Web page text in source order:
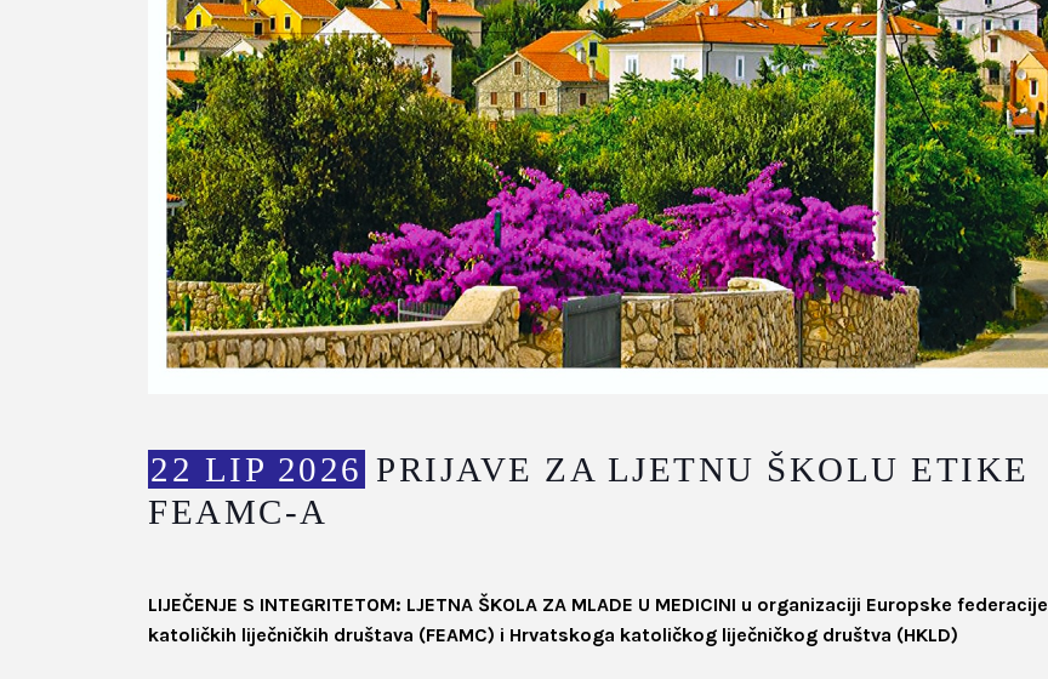
22 LIP 2026 PRIJAVE ZA LJETNU ŠKOLU ETIKE
FEAMC-A
LIJEČENJE S INTEGRITETOM: LJETNA ŠKOLA ZA MLADE U MEDICINI u organizaciji Europske federacije
katoličkih liječničkih društava (FEAMC) i Hrvatskoga katoličkog liječničkog društva (HKLD)